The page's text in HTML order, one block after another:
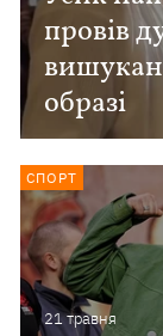
провів
образі
21 травня
СПОРТ